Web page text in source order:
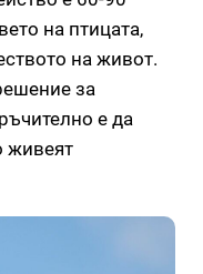
на птицата,
на живот.
за
е да
живеят